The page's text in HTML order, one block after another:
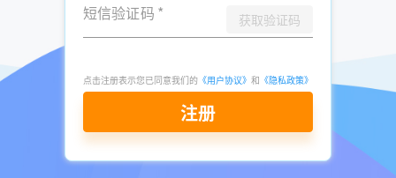
在客套CRM系统内部，可以记录客户线索的获取渠道、线索来
源等，并且在数据分析界面可以查看到对应获取渠道、对应线
索来源的客户
业市场部人员轻松识别高价值的广告投放渠道。
2.网站线索自动录入，可以设置自动分配条件。
客户从网站表单填写的信息可以自动录入CRM系统内部，具有
短信验证码 * 获取验证码
点击注册表示您已同意我们的 《用户协议》 和 《隐私政策》
注册